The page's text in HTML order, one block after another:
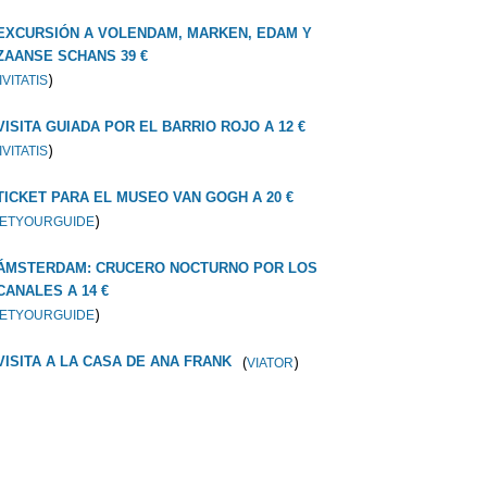
A VOLENDAM, MARKEN, EDAM Y
SCHANS 39 €
)
GUIADA POR EL BARRIO ROJO A 12 €
)
PARA EL MUSEO VAN GOGH A 20 €
)
CRUCERO NOCTURNO POR LOS
A 14 €
)
A LA CASA DE ANA FRANK (VIATOR)